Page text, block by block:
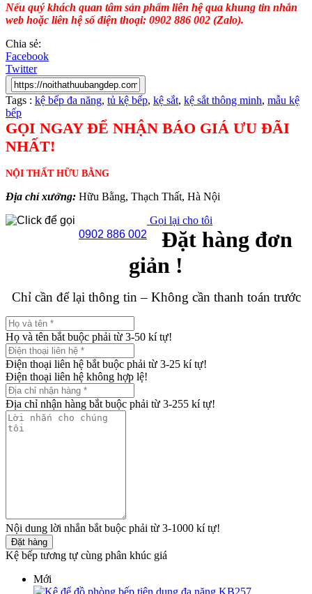
Nếu quý khách quan tâm sản phẩm liên hệ qua khung tin nhắn
web hoặc liên hệ số điện thoại: 0902 886 002 (Zalo).
Chia sẻ:
Facebook
Twitter
Tags : kệ bếp đa năng, tủ kệ bếp, kệ sắt, kệ sắt thông minh, mẫu kệ
bếp
GỌI NGAY ĐỂ NHẬN BÁO GIÁ ƯU ĐÃI
NHẤT!
NỘI THẤT HỮU BẰNG
Địa chỉ xưởng: Hữu Bằng, Thạch Thất, Hà Nội
0902 886 002
Gọi lại cho tôi
Đặt hàng đơn
giản !
Chỉ cần để lại thông tin – Không cần thanh toán trước
Họ và tên bắt buộc phải từ 3-50 kí tự!
Điện thoại liên hệ bắt buộc phải từ 3-25 kí tự!
Điện thoại liên hệ không hợp lệ!
Địa chỉ nhận hàng bắt buộc phải từ 3-255 kí tự!
Nội dung lời nhắn bắt buộc phải từ 3-1000 kí tự!
Đặt hàng
Kệ bếp tương tự cùng phân khúc giá
Mới